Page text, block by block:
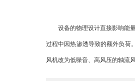
设备的物理设计直接影响能量
过程中因热渗透导致的额外负荷
风机改为低噪音、高风压的轴流